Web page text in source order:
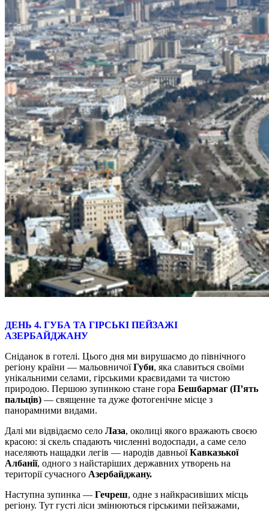
ДЕНЬ 4. ГУБА ТА ГІРСЬКІ ПЕЙЗАЖІ
АЗЕРБАЙДЖАНУ
Сніданок в готелі. Цього дня ми вирушаємо до північного
регіону країни — мальовничоїГуби, яка славиться своїми
унікальними селами, гірськими краєвидами та чистою
природою. Першою зупинкою стане гора Бешбармаг (П’ять
пальців) — священне та дуже фотогенічне місце з
панорамними видами.
Далі ми відвідаємо село Лаза, околиці якого вражають своєю
красою: зі скель спадають численні водоспади, а саме село
населяють нащадки легів — народів давньоїКавказької
Албанії, одного з найстаріших державних утворень на
території сучасного Азербайджану.
Наступна зупинка — Гечреш, одне з найкрасивіших місць
регіону. Тут густі ліси змінюються гірськими пейзажами,